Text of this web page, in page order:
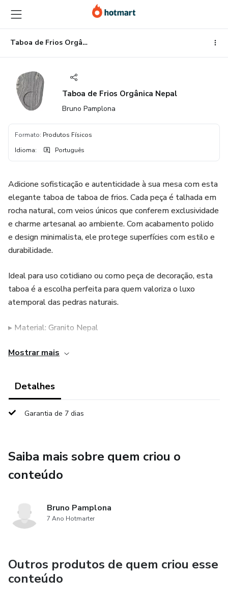
para
o
conteúdo
principal
para
o
pagamento
para
o
rodapé
Taboa de Frios Orgânica Nepal
Taboa de Frios Orgânica Nepal
Bruno Pamplona
Formato: Produtos Físicos
Idioma: Português
Adicione sofisticação e autenticidade à sua mesa com esta
elegante taboa de taboa de frios. Cada peça é talhada em
rocha natural, com veios únicos que conferem exclusividade
e charme artesanal ao ambiente. Com acabamento polido
e design minimalista, ele protege superfícies com estilo e
durabilidade.
Ideal para uso cotidiano ou como peça de decoração, esta
taboa é a escolha perfeita para quem valoriza o luxo
atemporal das pedras naturais.
▸ Material: Granito Nepal
▸ Tamanho aproximado: 35cmX25cmX2cm
da sua beleza única
Mostrar mais
Detalhes
Garantia de 7 dias
Saiba mais sobre quem criou o
conteúdo
Bruno Pamplona
7 Ano Hotmarter
Outros produtos de quem criou esse
conteúdo